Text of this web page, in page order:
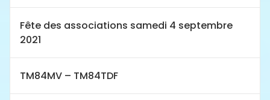
Fête des associations samedi 4 septembre
2021
TM84MV – TM84TDF